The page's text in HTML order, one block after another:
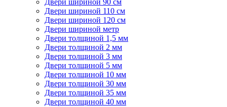
Двери шириной 90 см
Двери шириной 110 см
Двери шириной 120 см
Двери шириной метр
Двери толщиной 1,5 мм
Двери толщиной 2 мм
Двери толщиной 3 мм
Двери толщиной 5 мм
Двери толщиной 10 мм
Двери толщиной 30 мм
Двери толщиной 35 мм
Двери толщиной 40 мм